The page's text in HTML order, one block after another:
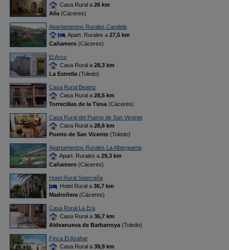
Casa Rural a 26 km
Alía(Cáceres)
Apartamentos Rurales Candela
Apart. Rurales a 27,5 km
Cañamero(Cáceres)
El Arco
Casa Rural a 28,3 km
La Estrella(Toledo)
Casa Rural Beatriz
Casa Rural a 28,5 km
Torrecillas de la Tiesa(Cáceres)
Casa Rural del Puerto de San Vicente
Casa Rural a 28,6 km
Puerto de San Vicente(Toledo)
Apartamentos Rurales La Albergueria
Apart. Rurales a 29,3 km
Cañamero(Cáceres)
Hotel Rural Soterraña
Hotel Rural a 36,7 km
Madroñera(Cáceres)
Casa Rural La Era
Casa Rural a 36,7 km
Aldeanueva de Barbarroya(Toledo)
Finca El Azahar
Casa Rural a 39,9 km